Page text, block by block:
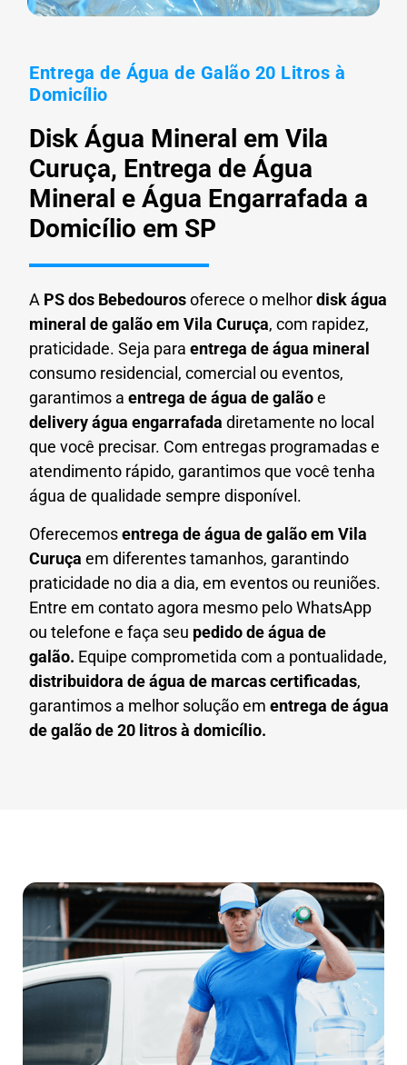
Entrega de Água de Galão 20 Litros à
Domicílio
Disk Água Mineral em Vila
Curuça, Entrega de Água
Mineral e Água Engarrafada a
Domicílio em SP
A PS dos Bebedourosoferece o melhordisk água
mineral de galão em Vila Curuça, com rapidez,
praticidade. Seja para entrega de água mineral
consumo residencial, comercial ou eventos,
garantimos a entrega de água de galãoe
delivery água engarrafada diretamente no local
que você precisar. Com entregas programadas e
atendimento rápido, garantimos que você tenha
água de qualidade sempre disponível.
Oferecemosentrega de água de galão em Vila
Curuça em diferentes tamanhos, garantindo
praticidade no dia a dia, em eventos ou reuniões.
Entre em contato agora mesmo pelo WhatsApp
ou telefone e faça seu pedido de água de
galão. Equipe comprometida com a pontualidade,
distribuidora de água de marcas certificadas,
garantimos a melhor solução em entrega de água
de galão de 20 litros à domicílio.